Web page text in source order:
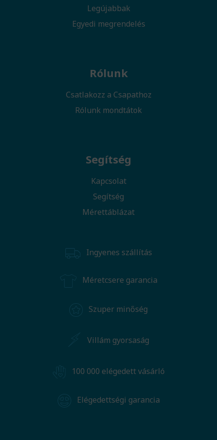
Legújabbak
Egyedi megrendelés
Rólunk
Csatlakozz a Csapathoz
Rólunk mondtátok
Segítség
Kapcsolat
Segítség
Mérettáblázat
Ingyenes szállítás
Méretcsere garancia
Szuper minőség
Villám gyorsaság
100 000 elégedett vásárló
Elégedettségi garancia